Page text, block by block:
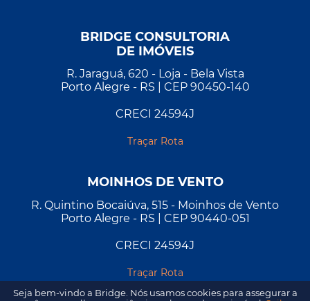
BRIDGE CONSULTORIA
DE IMÓVEIS
R. Jaraguá, 620 - Loja - Bela Vista
Porto Alegre - RS | CEP 90450-140
CRECI 24594J
Traçar Rota
MOINHOS DE VENTO
R. Quintino Bocaiúva, 515 - Moinhos de Vento
Porto Alegre - RS | CEP 90440-051
CRECI 24594J
Traçar Rota
Seja bem-vindo a Bridge. Nós usamos cookies para assegurar a